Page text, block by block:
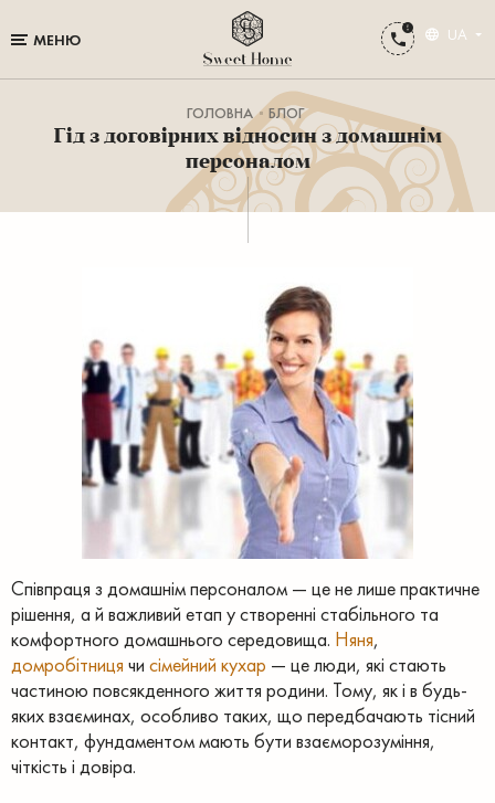
МЕНЮ UA
ГОЛОВНА БЛОГ
Гід з договірних відносин з домашнім
персоналом
Співпраця з домашнім персоналом — це не лише практичне
рішення, а й важливий етап у створенні стабільного та
комфортного домашнього середовища. Няня,
домробітниця чи сімейний кухар — це люди, які стають
частиною повсякденного життя родини. Тому, як і в будь-
яких взаєминах, особливо таких, що передбачають тісний
контакт, фундаментом мають бути взаєморозуміння,
чіткість і довіра.